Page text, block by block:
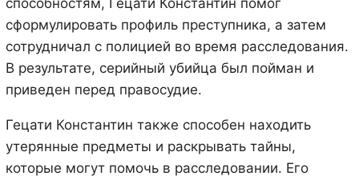
сформулировать профиль преступника, а затем
сотрудничал с полицией во время расследования.
В результате, серийный убийца был пойман и
приведен перед правосудие.
Гецати Константин также способен находить
утерянные предметы и раскрывать тайны,
которые могут помочь в расследовании. Его